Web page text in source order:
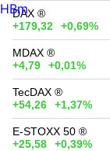
DAX ®
+179,32
+0,69%
MDAX ®
+4,79
+0,01%
TecDAX ®
+54,26
+1,37%
E-STOXX 50 ®
+25,58
+0,39%
HBm